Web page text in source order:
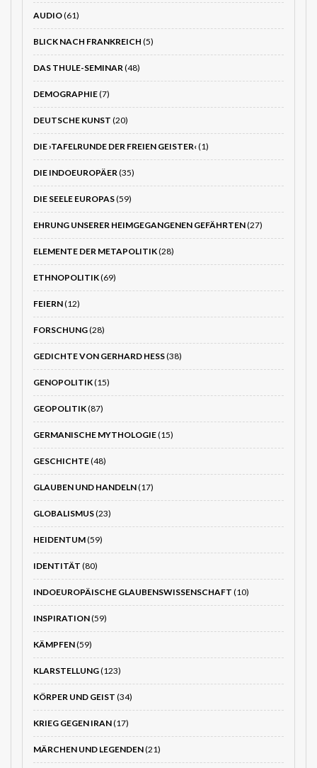
AUDIO(61)
BLICK NACH FRANKREICH (5)
DAS THULE-SEMINAR(48)
DEMOGRAPHIE(7)
DEUTSCHE KUNST (20)
DIE ›TAFELRUNDE DER FREIEN GEISTER‹(1)
DIE INDOEUROPÄER(35)
DIE SEELE EUROPAS(59)
EHRUNG UNSERER HEIMGEGANGENEN GEFÄHRTEN(27)
ELEMENTE DER METAPOLITIK(28)
ETHNOPOLITIK(69)
FEIERN(12)
FORSCHUNG(28)
GEDICHTE VON GERHARD HESS(38)
GENOPOLITIK(15)
GEOPOLITIK(87)
GERMANISCHE MYTHOLOGIE(15)
GESCHICHTE(48)
GLAUBEN UND HANDELN(17)
GLOBALISMUS(23)
HEIDENTUM(59)
IDENTITÄT (80)
INDOEUROPÄISCHE GLAUBENSWISSENSCHAFT (10)
INSPIRATION(59)
KÄMPFEN(59)
KLARSTELLUNG(123)
KÖRPER UND GEIST (34)
KRIEG GEGEN IRAN(17)
MÄRCHEN UND LEGENDEN(21)